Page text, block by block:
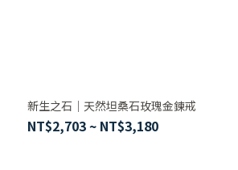
新生之石｜天然坦桑石玫瑰金鍊戒
NT$2,703 ~ NT$3,180